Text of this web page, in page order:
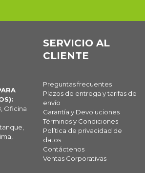
Oficina
SERVICIO AL
CLIENTE
Preguntas frecuentes
Plazos de entrega y tarifas de
envío
Garantía y Devoluciones
Términos y Condiciones
Política de privacidad de
datos
Contáctenos
Ventas Corporativas